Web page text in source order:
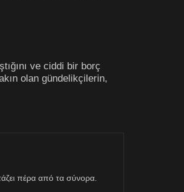
ve ciddi bir borç
olan gündelikçilerin,
πέρα από τα σύνορα.